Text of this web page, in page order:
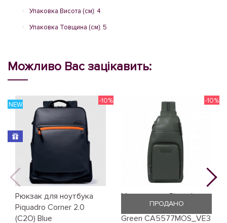
Упаковка Висота (см): 4
Упаковка Товщина (см): 5
Можливо Вас зацікавить:
Рюкзак для ноутбука
Piquadro Corner 2.0
(C2O) Blue
NEW -10%
Монорюкзак Piquadro
Modus Restyling (MOS)
Green CA5577MOS_VE3
-10%
ПРОДАНО